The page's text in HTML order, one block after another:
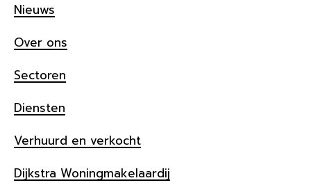
Nieuws
Over ons
Sectoren
Diensten
Verhuurd en verkocht
Dijkstra Woningmakelaardij